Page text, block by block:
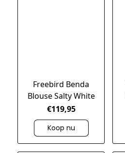
Freebird Benda
Blouse Salty White
€119,95
Koop nu